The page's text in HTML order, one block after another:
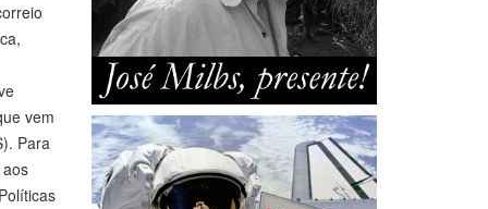
vem
Para